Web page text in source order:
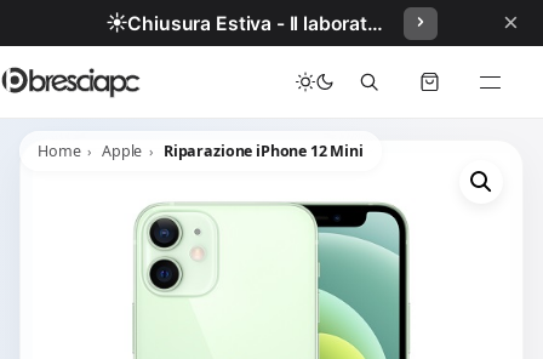
☀️ Chiusura Estiva - Il laboratorio resterà chiuso per ferie dal 29/06/2026 al 05/07/2026 compresi. ×
Home Apple Riparazione iPhone 12 Mini